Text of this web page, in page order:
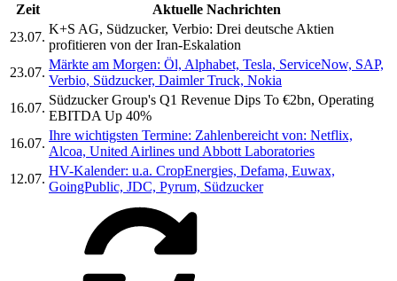
Zeit
Aktuelle Nachrichten
23.07.
K+S AG, Südzucker, Verbio: Drei deutsche Aktien
profitieren von der Iran-Eskalation
23.07.
Märkte am Morgen: Öl, Alphabet, Tesla, ServiceNow, SAP,
Verbio, Südzucker, Daimler Truck, Nokia
16.07.
Südzucker Group's Q1 Revenue Dips To €2bn, Operating
EBITDA Up 40%
16.07.
Ihre wichtigsten Termine: Zahlenbereicht von: Netflix,
Alcoa, United Airlines und Abbott Laboratories
12.07.
HV-Kalender: u.a. CropEnergies, Defama, Euwax,
GoingPublic, JDC, Pyrum, Südzucker